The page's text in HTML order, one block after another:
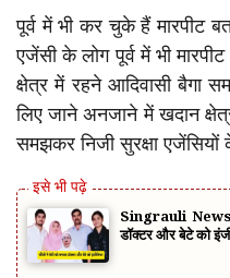
पूर्व में भी कर चुके हैं मारपीट
एजेंसी के लोग पूर्व में भी
क्षेत्र में रहने आदिवासी
लिए जाने अनजाने में खदान
समझकर निजी सुरक्षा
Singrauli News
डॉक्टर और बेटे को